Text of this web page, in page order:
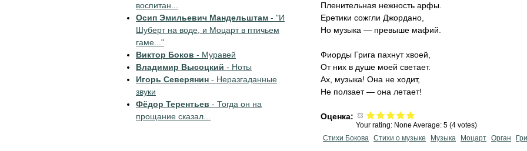
Пленительная нежность арфы.
Еретики сожгли Джордано,
Но музыка — превыше мафий.
Фиорды Грига пахнут хвоей,
От них в душе моей светает.
Ах, музыка! Она не ходит,
Не ползает — она летает!
Оценка:
Your rating: None Average: 5 (4 votes)
Стихи Бокова Стихи о музыке Музыка Моцарт Орган
воспитан...
Осип Эмильевич Мандельштам - "И
Шуберт на воде, и Моцарт в птичьем
гаме..."
Виктор Боков - Муравей
Владимир Высоцкий - Ноты
Игорь Северянин - Неразгаданные
звуки
Фёдор Терентьев - Тогда он на
прощание сказал...